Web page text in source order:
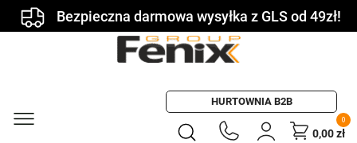
Bezpieczna darmowa wysyłka z GLS od 49zł!
HURTOWNIA B2B
0
0,00zł